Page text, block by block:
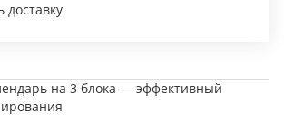
доставку
на 3 блока — эффективный